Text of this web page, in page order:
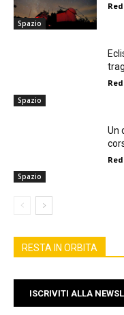
Spazio
Spazio
Spazio
Un
RESTA IN ORBITA
ISCRIVITI ALLA